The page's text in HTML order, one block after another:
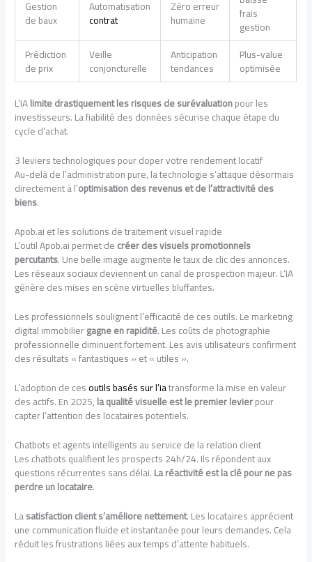
Gestion
de baux
Automatisation
contrat
Zéro erreur
humaine frais
gestion
Prédiction
de prix
Veille
conjoncturelle
Anticipation
tendances
Plus-value
optimisée
L’IAlimite drastiquement les risques de surévaluationpour les
investisseurs. La fiabilité des données sécurise chaque étape du
cycle d’achat.
3 leviers technologiques pour doper votre rendement locatif
Au-delà de l’administration pure, la technologie s’attaque désormais
directement à l’optimisation des revenus et de l’attractivité des
biens.
Apob.ai et les solutions de traitement visuel rapide
L’outil Apob.ai permet decréer des visuels promotionnels
percutants. Une belle image augmente le taux de clic des annonces.
Les réseaux sociaux deviennent un canal de prospection majeur. L’IA
génère des mises en scène virtuelles bluffantes.
Les professionnels soulignent l’efficacité de ces outils. Le marketing
digital immobiliergagne en rapidité. Les coûts de photographie
professionnelle diminuent fortement. Les avis utilisateurs confirment
des résultats « fantastiques » et « utiles ».
L’adoption de cesoutils basés sur l’iatransforme la mise en valeur
des actifs. En 2025,la qualité visuelle est le premier levierpour
capter l’attention des locataires potentiels.
Chatbots et agents intelligents au service de la relation client
Les chatbots qualifient les prospects 24h/24. Ils répondent aux
questions récurrentes sans délai.La réactivité est la clé pour ne pas
perdre un locataire.
Lasatisfaction client s’améliore nettement. Les locataires apprécient
une communication fluide et instantanée pour leurs demandes. Cela
réduit les frustrations liées aux temps d’attente habituels.